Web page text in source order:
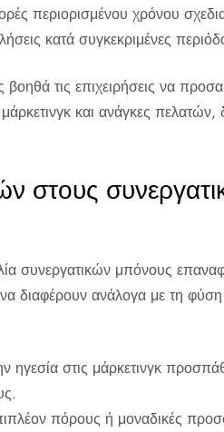
περιορισμένου χρόνου
κατά συγκεκριμένες
τις επιχειρήσεις να
και ανάγκες πελατών,
στους
συνεργατικών μπόνους
να διαφέρουν ανάλογα με τη
ηγεσία στις μάρκετινγκ
πόρους ή μοναδικές